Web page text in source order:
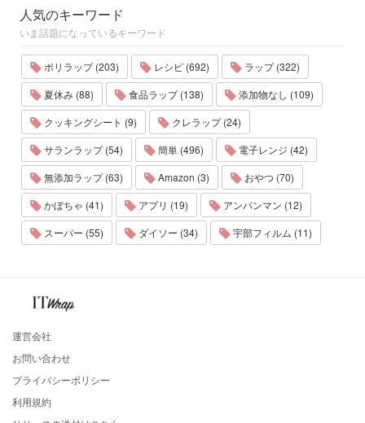
人気のキーワード
いま話題になっているキーワード
ポリラップ (203) レシピ (692)
ラップ (322)
夏休み (88)
食品ラップ (138)
添加物なし (109)
クッキングシート (9)
クレラップ (24)
サランラップ (54)
簡単 (496)
電子レンジ (42)
無添加ラップ (63)
Amazon (3)
おやつ (70)
かぼちゃ (41)
アプリ (19)
アンパンマン (12)
スーパー (55)
ダイソー (34) 宇部フィルム (11)
運営会社
お問い合わせ
プライバシーポリシー
利用規約